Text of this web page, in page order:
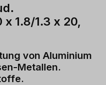
1.8/1.3 x 20,
von Aluminium
Metallen.